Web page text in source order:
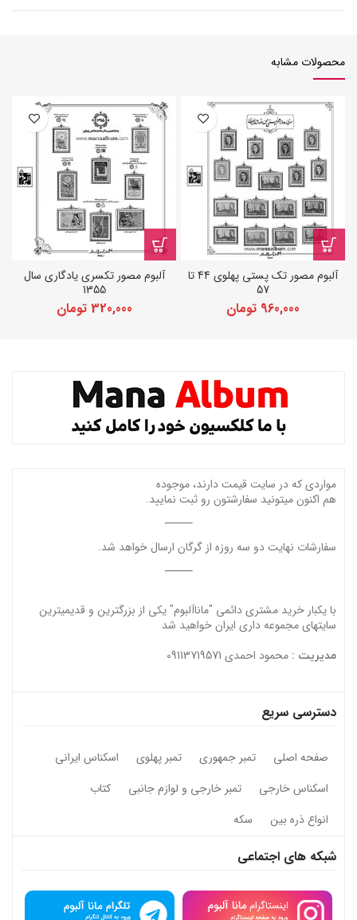
محصولات مشابه
آلبوم مصور تک پستی پهلوی 44 تا
57
960,000 تومان
آلبوم مصور تکسری یادگاری سال
1355
320,000 تومان
مواردی که در سایت قیمت دارند، موجوده
هم اکنون میتونید سفارشتون رو ثبت نمایید.
سفارشات نهایت دو سه روزه از گرگان ارسال خواهد شد.
با یکبار خرید مشتری دائمی "ماناآلبوم" یکی از بزرگترین و قدیمیترین
سایتهای مجموعه داری ایران خواهید شد
مدیریت : محمود احمدی 09113719571
دسترسی سریع
صفحه اصلی تمبر جمهوری تمبر پهلوی
اسکناس ایرانی
اسکناس خارجی
تمبر خارجی و لوازم جانبی
کتاب
انواع ذره بین
سکه
شبکه های اجتماعی